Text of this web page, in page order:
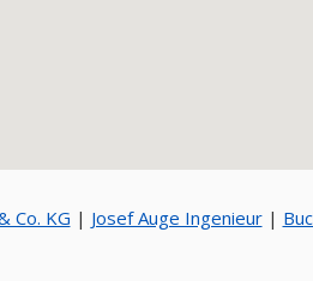
Co. KG | Josef Auge Ingenieur|